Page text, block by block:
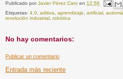
Publicado porJavier Pérez Caro en12:56
Etiquetas:4.0 ,aditiva ,aprendizaje ,artificial ,
revolución industrial ,robótica
No hay comentarios:
Publicar un comentario
Entrada más reciente